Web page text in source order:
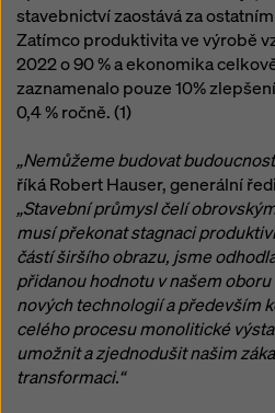
stavebnictví zaostává za
Zatímco produktivita ve výrobě
2022 o 90 % a ekonomika
zaznamenalo pouze 10%
0,4 % ročně. (1)
„Nemůžeme budovat
říká Robert Hauser, generální
„Stavební průmysl čelí
musí překonat stagnaci
částí širšího obrazu, jsme
přidanou hodnotu v našem
nových technologií a především
celého procesu monolitické
umožnit a zjednodušit našim
transformaci.“